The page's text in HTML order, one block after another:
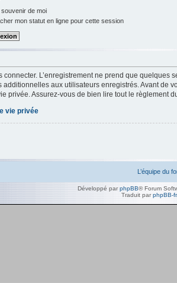
souvenir de moi
mon statut en ligne pour cette session
L’enregistrement ne prend que quelques
aux utilisateurs enregistrés. Avant de
privée. Assurez-vous de bien lire tout le règlement
vie privée
L’équipe du
Développé parphpBB® Forum
Traduit parphpBB-